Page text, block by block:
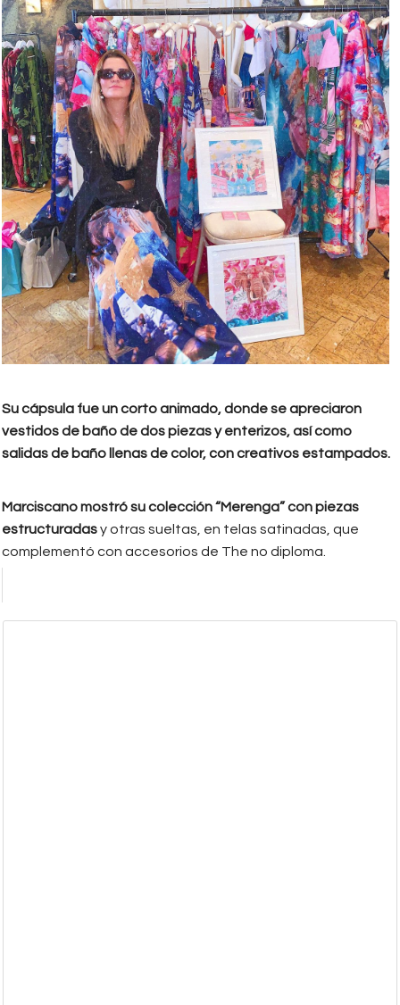
Su cápsula fue un corto animado, donde se apreciaron
vestidos de baño de dos piezas y enterizos, así como
salidas de baño llenas de color, con creativos estampados.
Marciscano mostró su colección “Merenga” con piezas
estructuradasy otras sueltas, en telas satinadas, que
complementó con accesorios de The no diploma.